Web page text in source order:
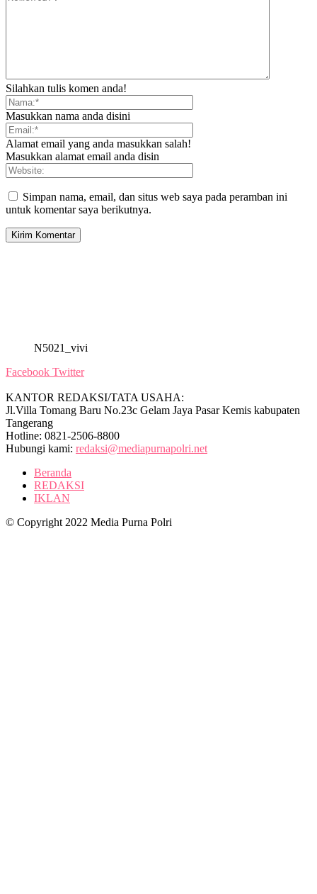
Silahkan tulis komen anda!
Masukkan nama anda disini
Alamat email yang anda masukkan salah!
Masukkan alamat email anda disin
Simpan nama, email, dan situs web saya pada peramban ini
untuk komentar saya berikutnya.
N5021_vivi
Facebook Twitter
KANTOR REDAKSI/TATA USAHA:
Jl.Villa Tomang Baru No.23c Gelam Jaya Pasar Kemis kabupaten
Tangerang
Hotline: 0821-2506-8800
Hubungi kami: redaksi@mediapurnapolri.net
Beranda
REDAKSI
IKLAN
© Copyright 2022 Media Purna Polri